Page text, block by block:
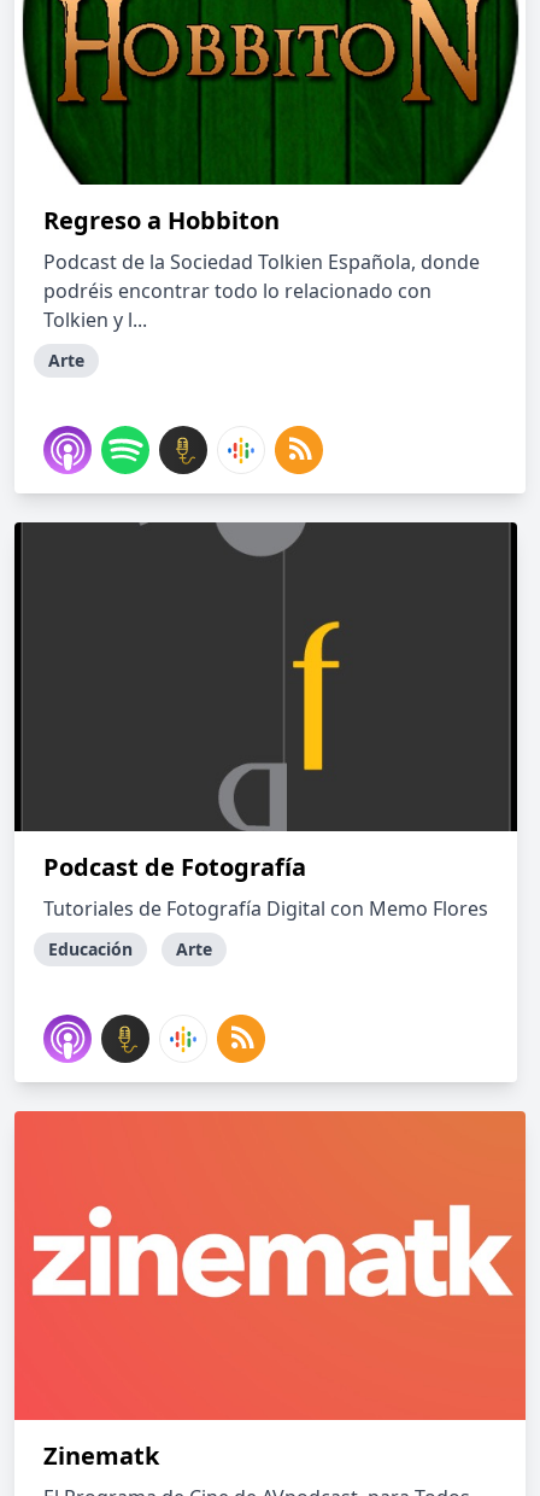
Regreso a Hobbiton
Podcast de la Sociedad Tolkien Española, donde
podréis encontrar todo lo relacionado con
Tolkien y l...
Arte
Podcast de Fotografía
Tutoriales de Fotografía Digital con Memo Flores
Educación Arte
Zinematk